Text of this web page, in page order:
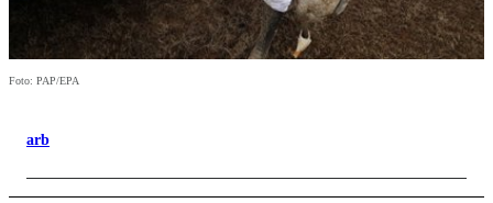
Foto: PAP/EPA
arb